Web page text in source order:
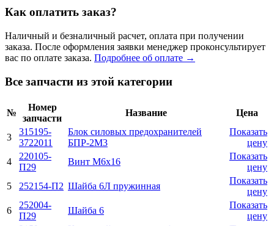
Как оплатить заказ?
Наличный и безналичный расчет, оплата при получении
заказа. После оформления заявки менеджер проконсультирует
вас по оплате заказа. Подробнее об оплате →
Все запчасти из этой категории
№
Номер
запчасти
Название Цена
3
315195-
3722011
Блок силовых предохранителей
БПР-2М3
Показать
цену
4
220105-
П29
Винт М6х16
Показать
цену
5
252154-П2 Шайба 6Л пружинная
Показать
цену
6
252004-
П29
Шайба 6
Показать
цену